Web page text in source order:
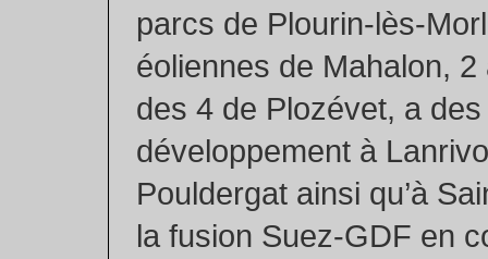
parcs de Plourin-lès-
éoliennes de Mahalon,
des 4 de Plozévet, a
développement à
Pouldergat ainsi qu’à
la fusion Suez-GDF en